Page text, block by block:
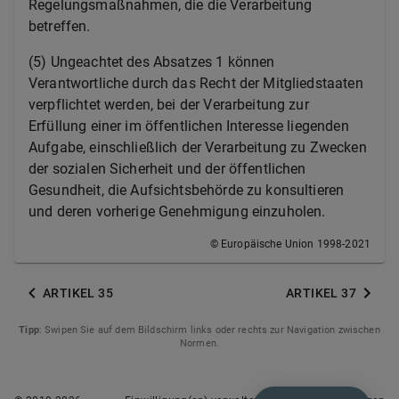
Regelungsmaßnahmen, die die Verarbeitung
betreffen.
(5) Ungeachtet des Absatzes 1 können
Verantwortliche durch das Recht der Mitgliedstaaten
verpflichtet werden, bei der Verarbeitung zur
Erfüllung einer im öffentlichen Interesse liegenden
Aufgabe, einschließlich der Verarbeitung zu Zwecken
der sozialen Sicherheit und der öffentlichen
Gesundheit, die Aufsichtsbehörde zu konsultieren
und deren vorherige Genehmigung einzuholen.
© Europäische Union 1998-2021
ARTIKEL 35 ARTIKEL 37
Tipp: Swipen Sie auf dem Bildschirm links oder rechts zur Navigation zwischen
Normen.